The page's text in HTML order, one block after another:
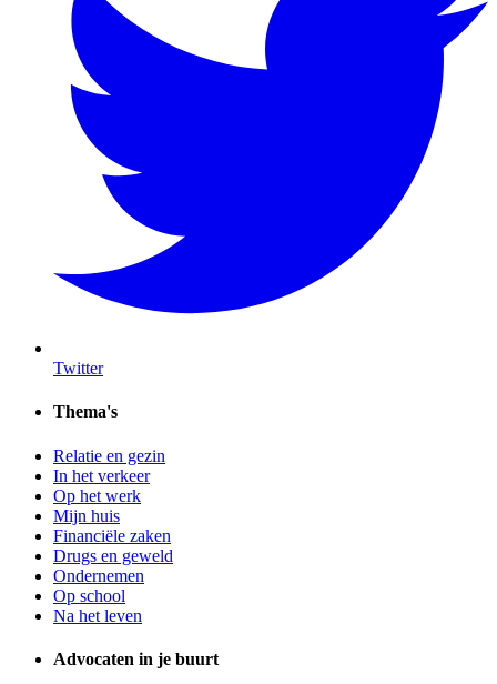
Twitter
Thema's
Relatie en gezin
In het verkeer
Op het werk
Mijn huis
Financiële zaken
Drugs en geweld
Ondernemen
Op school
Na het leven
Advocaten in je buurt